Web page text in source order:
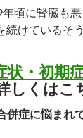
頃に腎臓も
けているそう
状・初期
しくはこ
併症に悩まれ